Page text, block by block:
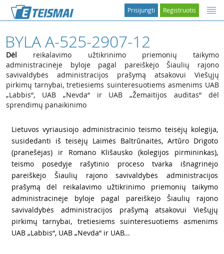
Registruotis
Prisijungti
BYLA A-525-2907-12
Dėl reikalavimo užtikrinimo priemonių taikymo
administracinėje byloje pagal pareiškėjo Šiaulių rajono
savivaldybės administracijos prašymą atsakovui Viešųjų
pirkimų tarnybai, tretiesiems suinteresuotiems asmenims UAB
„Labbis“, UAB „Nevda“ ir UAB „Žemaitijos auditas“ dėl
sprendimų panaikinimo
Lietuvos vyriausiojo administracinio teismo teisėjų kolegija,
susidedanti iš teisėjų Laimės Baltrūnaitės, Artūro Drigoto
(pranešėjas) ir Romano Klišausko (kolegijos pirmininkas),
teismo posėdyje rašytinio proceso tvarka išnagrinėjo
pareiškėjo Šiaulių rajono savivaldybės administracijos
prašymą dėl reikalavimo užtikrinimo priemonių taikymo
administracinėje byloje pagal pareiškėjo Šiaulių rajono
savivaldybės administracijos prašymą atsakovui Viešųjų
pirkimų tarnybai, tretiesiems suinteresuotiems asmenims
UAB „Labbis“, UAB „Nevda“ ir UAB...